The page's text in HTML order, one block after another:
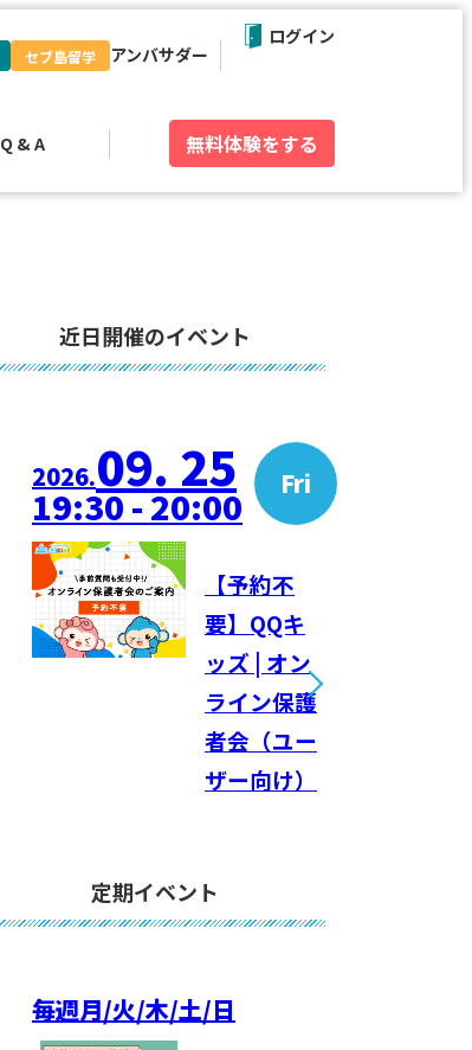
Q & A
セブ島留学 アンバサダー
無料体験をする
ログイン
近日開催のイベント
2026.09. 25 Fri
19:30 - 20:00
【予約不
要】QQキ
ッズ | オン
ライン保護
者会（ユー
ザー向け）
定期イベント
毎週月/火/木/土/日